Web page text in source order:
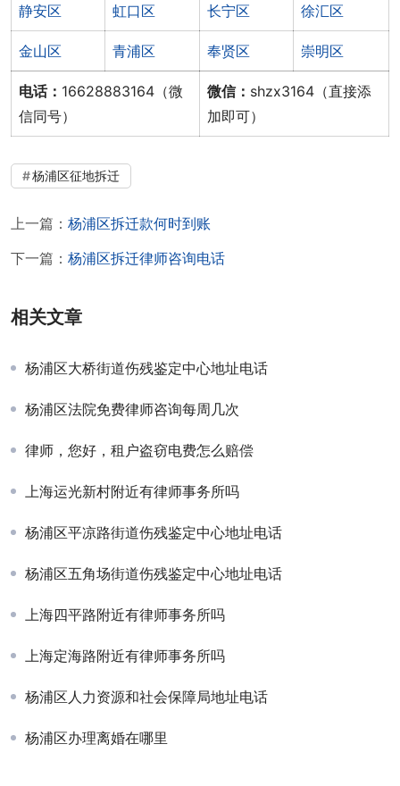
静安区 虹口区 长宁区 徐汇区
金山区 青浦区 奉贤区 崇明区
电话： 16628883164（微
信同号）
微信： shzx3164（直接添
加即可）
杨浦区征地拆迁
上一篇： 杨浦区拆迁款何时到账
下一篇： 杨浦区拆迁律师咨询电话
相关文章
杨浦区大桥街道伤残鉴定中心地址电话
杨浦区法院免费律师咨询每周几次
律师，您好，租户盗窃电费怎么赔偿
上海运光新村附近有律师事务所吗
杨浦区平凉路街道伤残鉴定中心地址电话
杨浦区五角场街道伤残鉴定中心地址电话
上海四平路附近有律师事务所吗
上海定海路附近有律师事务所吗
杨浦区人力资源和社会保障局地址电话
杨浦区办理离婚在哪里